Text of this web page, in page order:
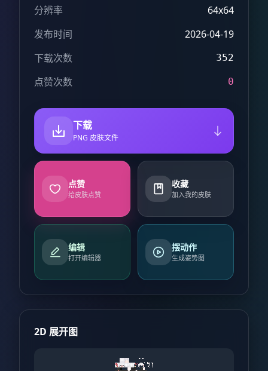
分辨率
64x64
发布时间
2026-04-19
下载次数
352
点赞次数 0
下载
PNG 皮肤文件
点赞
给皮肤点赞
收藏
加入我的皮肤
编辑
打开编辑器
摆动作
生成姿势图
2D 展开图